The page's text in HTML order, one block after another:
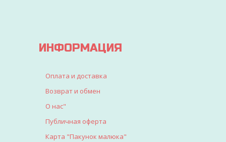
ИНФОРМАЦИЯ
Оплата и доставка
Возврат и обмен
О нас"
Публичная оферта
Карта "Пакунок малюка"